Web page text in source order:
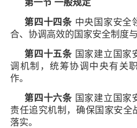
第一节 一般规定
第四十四条 中央国家安全
合、协调高效的国家安全制度
第四十五条 国家建立国家
调机制，统筹协调中央有关
作。
第四十六条 国家建立国家
责任追究机制，确保国家安全
落实。